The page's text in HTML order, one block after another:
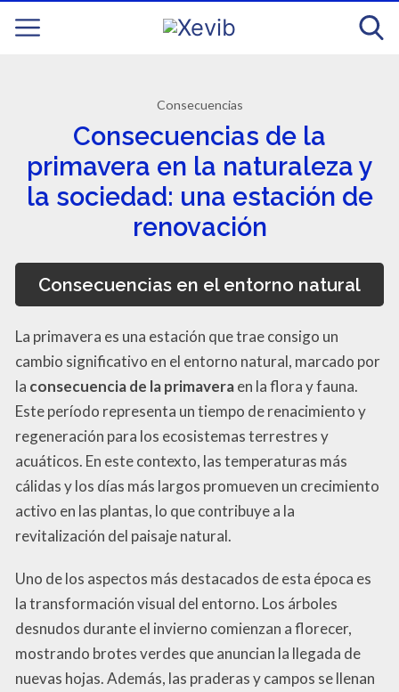
Consecuencias
Consecuencias de la
primavera en la naturaleza y
la sociedad: una estación de
renovación
Consecuencias en el entorno natural
La primavera es una estación que trae consigo un
cambio significativo en el entorno natural, marcado por
la consecuencia de la primaveraen la flora y fauna.
Este período representa un tiempo de renacimiento y
regeneración para los ecosistemas terrestres y
acuáticos. En este contexto, las temperaturas más
cálidas y los días más largos promueven un crecimiento
activo en las plantas, lo que contribuye a la
revitalización del paisaje natural.
Uno de los aspectos más destacados de esta época es
la transformación visual del entorno. Los árboles
desnudos durante el invierno comienzan a florecer,
mostrando brotes verdes que anuncian la llegada de
nuevas hojas. Además, las praderas y campos se llenan